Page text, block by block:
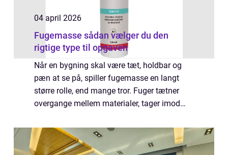
04 april 2026
Fugemasse sådan vælger du den
rigtige type til opgaven
Når en bygning skal være tæt, holdbar og
pæn at se på, spiller fugemasse en langt
større rolle, end mange tror. Fuger tætner
overgange mellem materialer, tager imod
mod vand, kulde, lyd og brand. Men en fuge
e...